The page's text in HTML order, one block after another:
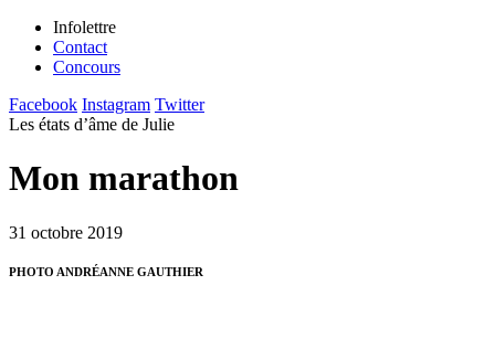
Infolettre
Contact
Concours
Facebook Instagram Twitter
Les états d’âme de Julie
Mon marathon
31 octobre 2019
PHOTO ANDRÉANNE GAUTHIER